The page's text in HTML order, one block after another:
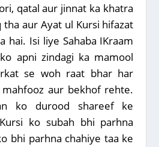
qatal aur jinnat ka khatra
tha aur Ayat ul Kursi hifazat
hai. Isi liye Sahaba IKraam
apni zindagi ka mamool
se woh raat bhar har
aur bekhof rehte.
ko durood shareef ke
ko subah bhi parhna
bhi parhna chahiye taa ke